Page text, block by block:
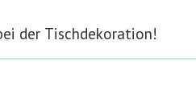
der Tischdekoration!